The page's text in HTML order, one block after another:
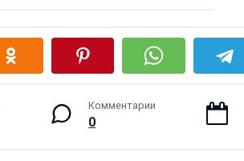
Комментарии
0